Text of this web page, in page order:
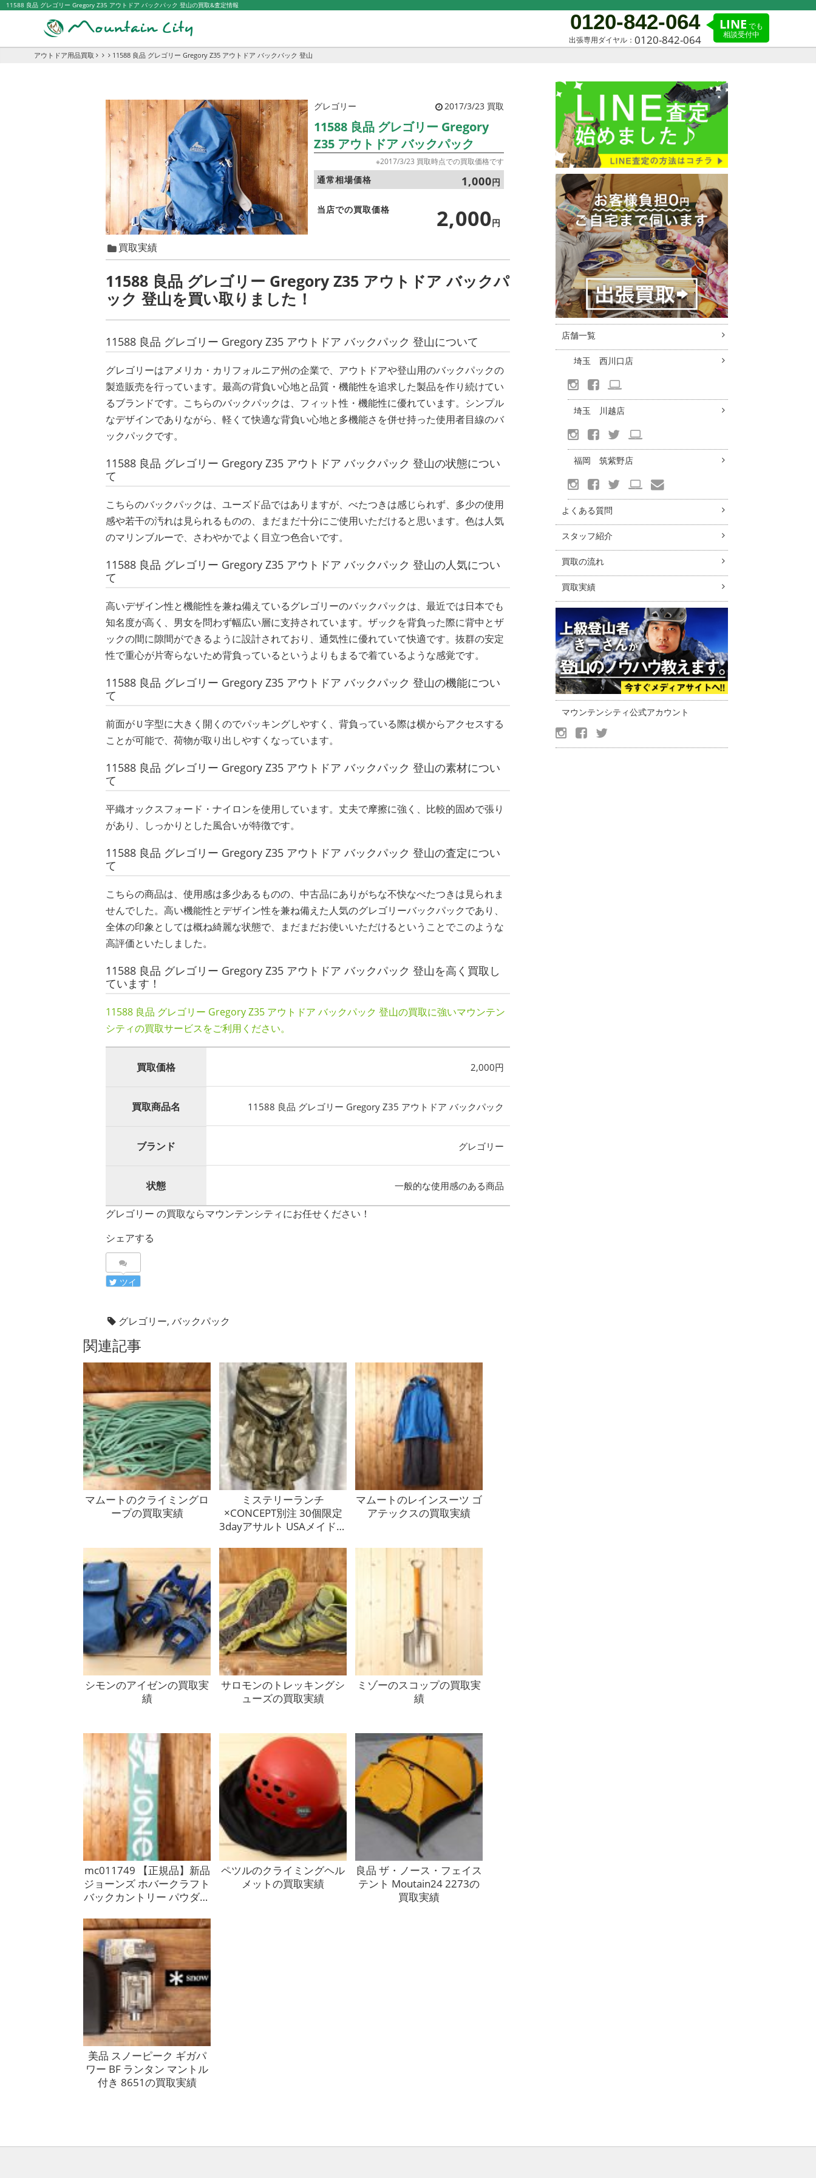
11588 良品 グレゴリー Gregory Z35 アウトドア バックパック 登山の買取&査定情報
LINE でも
相談受付中
0120-842-064
出張専用ダイヤル： 0120-842-064
アウトドア用品買取 11588 良品 グレゴリー Gregory Z35 アウトドア バックパック 登山
グレゴリー 2017/3/23 買取
11588 良品 グレゴリー Gregory
Z35 アウトドア バックパック
※2017/3/23 買取時点での買取価格です
通常相場価格 1,000円
当店での買取価格 2,000円
買取実績
11588 良品 グレゴリー Gregory Z35 アウトドア バックパ
ック 登山を買い取りました！
11588 良品 グレゴリー Gregory Z35 アウトドア バックパック 登山について
グレゴリーはアメリカ・カリフォルニア州の企業で、アウトドアや登山用のバックパックの
製造販売を行っています。最高の背負い心地と品質・機能性を追求した製品を作り続けてい
るブランドです。こちらのバックパックは、フィット性・機能性に優れています。シンプル
なデザインでありながら、軽くて快適な背負い心地と多機能さを併せ持った使用者目線のバ
ックパックです。
11588 良品 グレゴリー Gregory Z35 アウトドア バックパック 登山の状態につい
て
こちらのバックパックは、ユーズド品ではありますが、べたつきは感じられず、多少の使用
感や若干の汚れは見られるものの、まだまだ十分にご使用いただけると思います。色は人気
のマリンブルーで、さわやかでよく目立つ色合いです。
11588 良品 グレゴリー Gregory Z35 アウトドア バックパック 登山の人気につい
て
高いデザイン性と機能性を兼ね備えているグレゴリーのバックパックは、最近では日本でも
知名度が高く、男女を問わず幅広い層に支持されています。ザックを背負った際に背中とザ
ックの間に隙間ができるように設計されており、通気性に優れていて快適です。抜群の安定
性で重心が片寄らないため背負っているというよりもまるで着ているような感覚です。
11588 良品 グレゴリー Gregory Z35 アウトドア バックパック 登山の機能につい
て
前面がＵ字型に大きく開くのでパッキングしやすく、背負っている際は横からアクセスする
ことが可能で、荷物が取り出しやすくなっています。
11588 良品 グレゴリー Gregory Z35 アウトドア バックパック 登山の素材につい
て
平織オックスフォード・ナイロンを使用しています。丈夫で摩擦に強く、比較的固めで張り
があり、しっかりとした風合いが特徴です。
11588 良品 グレゴリー Gregory Z35 アウトドア バックパック 登山の査定につい
て
こちらの商品は、使用感は多少あるものの、中古品にありがちな不快なべたつきは見られま
せんでした。高い機能性とデザイン性を兼ね備えた人気のグレゴリーバックパックであり、
全体の印象としては概ね綺麗な状態で、まだまだお使いいただけるということでこのような
高評価といたしました。
11588 良品 グレゴリー Gregory Z35 アウトドア バックパック 登山を高く買取し
ています！
11588 良品 グレゴリー Gregory Z35 アウトドア バックパック 登山の買取に強いマウンテン
シティの買取サービスをご利用ください。
買取価格 2,000円
買取商品名 11588 良品 グレゴリー Gregory Z35 アウトドア バックパック
ブランド グレゴリー
状態 一般的な使用感のある商品
グレゴリー の買取ならマウンテンシティにお任せください！
シェアする
ツイ
グレゴリー, バックパック
関連記事
マムートのクライミングロ
ープの買取実績
ミステリーランチ
×CONCEPT別注 30個限定
3dayアサルト USAメイドの
マムートのレインスーツ ゴ
アテックスの買取実績
シモンのアイゼンの買取実
績
サロモンのトレッキングシ
ューズの買取実績
ミゾーのスコップの買取実
績
mc011749 【正規品】新品
ジョーンズ ホバークラフト
バックカントリー パウダー
買取実績
ペツルのクライミングヘル
メットの買取実績
良品 ザ・ノース・フェイス
テント Moutain24 2273の
買取実績
美品 スノーピーク ギガパ
ワー BF ランタン マントル
付き 8651の買取実績
店舗一覧
埼玉 西川口店
埼玉 川越店
福岡 筑紫野店
よくある質問
スタッフ紹介
買取の流れ
買取実績
マウンテンシティ公式アカウント